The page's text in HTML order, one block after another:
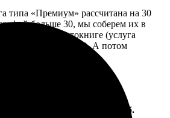
типа «Премиум» рассчитана на 30
больше 30, мы соберем их в
разместим в фотокниге (услуга
останется прежней). А потом
развороты.
Цена, руб.